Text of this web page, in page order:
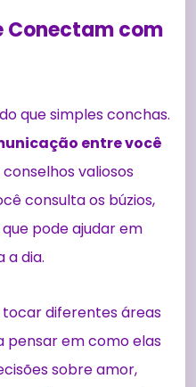
Conectam com
que simples conchas.
entre você
valiosos
consulta os búzios,
pode ajudar em
a dia.
tocar diferentes áreas
pensar em como elas
sobre amor,